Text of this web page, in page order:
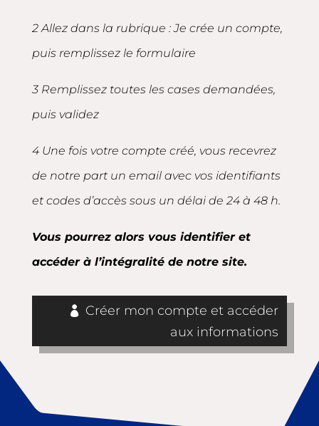
2 Allez dans la rubrique : Je crée un compte,
puis remplissez le formulaire
3 Remplissez toutes les cases demandées,
puis validez
4 Une fois votre compte créé, vous recevrez
de notre part un email avec vos identifiants
et codes d’accès sous un délai de 24 à 48 h.
Vous pourrez alors vous identifier et
accéder à l’intégralité de notre site.
Créer mon compte et accéder
aux informations